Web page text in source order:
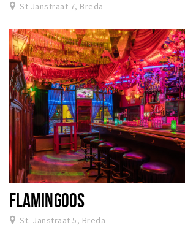
St Janstraat 7, Breda
FLAMINGOOS
St. Janstraat 5, Breda